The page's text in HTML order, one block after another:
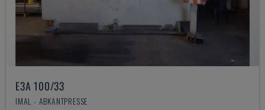
E3A 100/33
IMAL - ABKANTPRESSE